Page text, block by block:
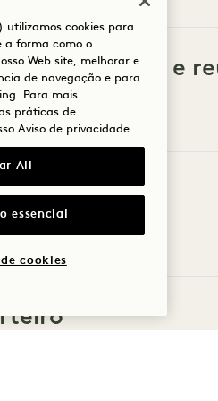
privados e
utilizamos cookies para
a forma como o
Web site, melhorar e
de navegação e para
Para mais
práticas de
Aviso de privacidade
All
essencial
cookies